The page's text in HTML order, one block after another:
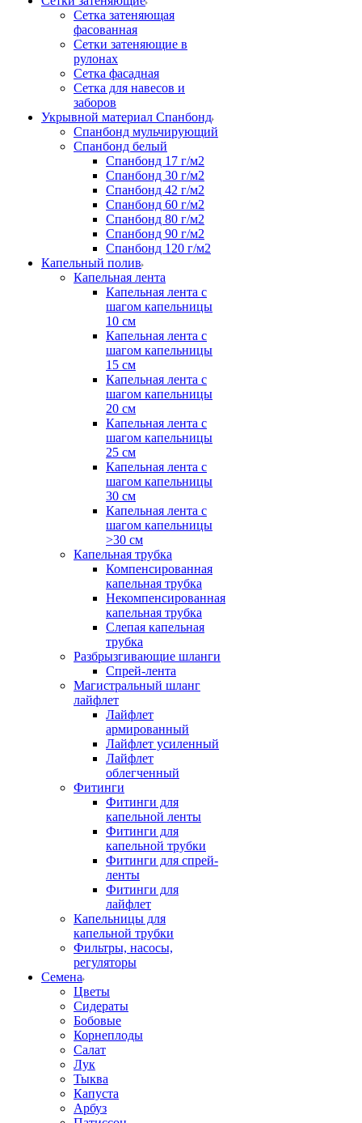
Сетка затеняющая
фасованная
Сетки затеняющие в
рулонах
Сетка фасадная
Сетка для навесов и
заборов
Укрывной материал Спанбонд
Спанбонд мульчирующий
Спанбонд белый
Спанбонд 17 г/м2
Спанбонд 30 г/м2
Спанбонд 42 г/м2
Спанбонд 60 г/м2
Спанбонд 80 г/м2
Спанбонд 90 г/м2
Спанбонд 120 г/м2
Капельный полив
Капельная лента
Капельная лента с
шагом капельницы
10 см
Капельная лента с
шагом капельницы
15 см
Капельная лента с
шагом капельницы
20 см
Капельная лента с
шагом капельницы
25 см
Капельная лента с
шагом капельницы
30 см
Капельная лента с
шагом капельницы
>30 см
Капельная трубка
Компенсированная
капельная трубка
Некомпенсированная
капельная трубка
Слепая капельная
трубка
Разбрызгивающие шланги
Спрей-лента
Магистральный шланг
лайфлет
Лайфлет
армированный
Лайфлет усиленный
Лайфлет
облегченный
Фитинги
Фитинги для
капельной ленты
Фитинги для
капельной трубки
Фитинги для спрей-
ленты
Фитинги для
лайфлет
Капельницы для
капельной трубки
Фильтры, насосы,
регуляторы
Семена
Цветы
Сидераты
Бобовые
Корнеплоды
Салат
Лук
Тыква
Капуста
Арбуз